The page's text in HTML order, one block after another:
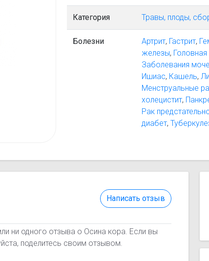
Категория Травы, плоды,
Болезни Артрит, Гастрит,
железы,
Заболевания
Ишиас, Кашель,
Менструальные
холецистит,
Рак
диабет,
Написать отзыв
ни одного отзыва о Осина кора. Если вы
поделитесь своим отзывом.